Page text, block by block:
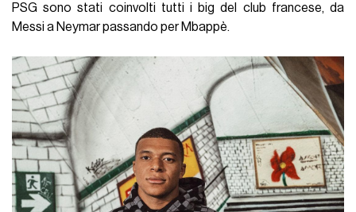
PSG sono stati coinvolti tutti i big del club francese, da
Messi a Neymar passando per Mbappè.